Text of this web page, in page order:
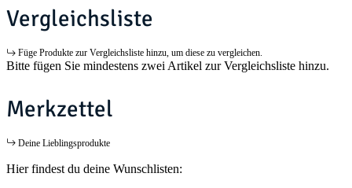
Vergleichsliste
Füge Produkte zur Vergleichsliste hinzu, um diese zu vergleichen.
Bitte fügen Sie mindestens zwei Artikel zur Vergleichsliste hinzu.
Merkzettel
Deine Lieblingsprodukte
Hier findest du deine Wunschlisten: